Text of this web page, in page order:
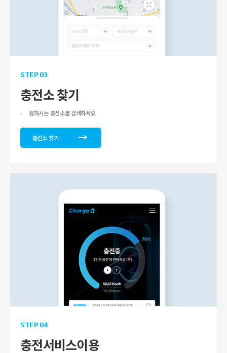
STEP 03
충전소 찾기
원하시는 충전소를 검색하세요.
충전소 찾기
STEP 04
충전서비스이용